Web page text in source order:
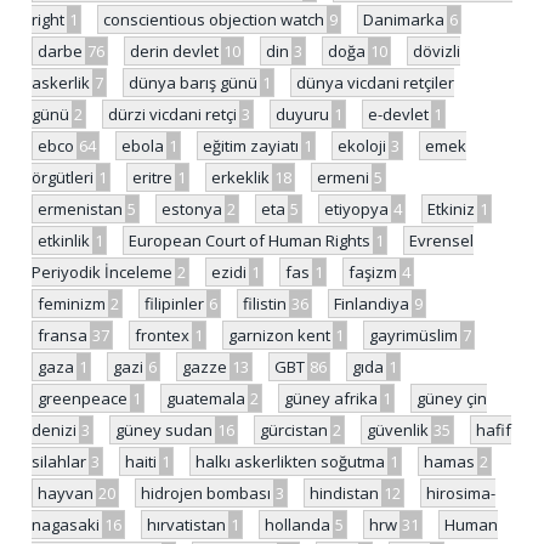
right 1 conscientious objection watch 9 Danimarka 6
darbe 76 derin devlet 10 din 3 doğa 10
dövizli
askerlik 7 dünya barış günü 1
dünya vicdani retçiler
günü 2 dürzi vicdani retçi 3 duyuru 1 e-devlet 1
ebco 64 ebola 1 eğitim zayiatı 1 ekoloji 3
emek
örgütleri 1 eritre 1 erkeklik 18 ermeni 5
ermenistan 5 estonya 2 eta 5 etiyopya 4 Etkiniz 1
etkinlik 1 European Court of Human Rights 1
Evrensel
Periyodik İnceleme 2 ezidi 1 fas 1 faşizm 4
feminizm 2 filipinler 6 filistin 36 Finlandiya 9
fransa 37 frontex 1 garnizon kent 1 gayrimüslim 7
gaza 1 gazi 6 gazze 13 GBT 86 gıda 1
greenpeace 1 guatemala 2 güney afrika 1
güney çin
denizi 3 güney sudan 16 gürcistan 2 güvenlik 35
hafif
silahlar 3 haiti 1 halkı askerlikten soğutma 1 hamas 2
hayvan 20 hidrojen bombası 3 hindistan 12
hirosima-
nagasaki 16 hırvatistan 1 hollanda 5 hrw 31 Human